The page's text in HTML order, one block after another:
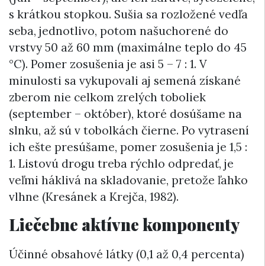
s krátkou stopkou. Sušia sa rozložené vedľa
seba, jednotlivo, potom našuchorené do
vrstvy 50 až 60 mm (maximálne teplo do 45
°C). Pomer zosušenia je asi 5 – 7 : 1. V
minulosti sa vykupovali aj semená získané
zberom nie celkom zrelých toboliek
(september – október), ktoré dosúšame na
slnku, až sú v tobolkách čierne. Po vytrasení
ich ešte presúšame, pomer zosušenia je 1,5 :
1. Listovú drogu treba rýchlo odpredať, je
veľmi háklivá na skladovanie, pretože ľahko
vlhne (Kresánek a Krejča, 1982).
Liečebne aktívne komponenty
Účinné obsahové látky (0,1 až 0,4 percenta)